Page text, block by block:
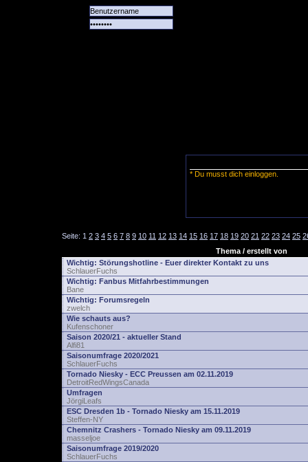
* Du musst dich einloggen.
Seite: 1 2 3 4 5 6 7 8 9 10 11 12 13 14 15 16 17 18 19 20 21 22 23 24 25
Thema / erstellt von
Wichtig: Störungshotline - Euer direkter Kontakt zu uns
SchlauerFuchs
Wichtig: Fanbus Mitfahrbestimmungen
Bane
Wichtig: Forumsregeln
zwelch
Wie schauts aus?
Kufenschoner
Saison 2020/21 - aktueller Stand
Alfi81
Saisonumfrage 2020/2021
SchlauerFuchs
Tornado Niesky - ECC Preussen am 02.11.2019
DetroitRedWingsCanada
Umfragen
JörgiLeafs
ESC Dresden 1b - Tornado Niesky am 15.11.2019
Steffen-NY
Chemnitz Crashers - Tornado Niesky am 09.11.2019
masseljoe
Saisonumfrage 2019/2020
SchlauerFuchs